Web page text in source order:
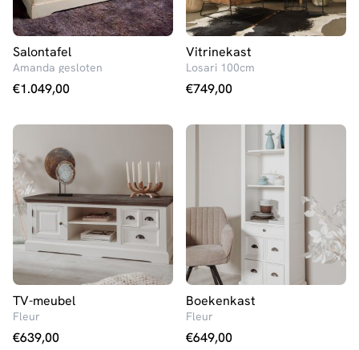
Salontafel
Amanda gesloten
€1.049,00
Vitrinekast
Losari 100cm
€749,00
TV-meubel
Fleur
€639,00
Boekenkast
Fleur
€649,00